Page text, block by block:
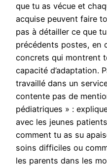
que tu as vécue et
acquise peuvent faire
pas à détailler ce que
précédents postes, en
concrets qui montrent
capacité d’adaptation.
travaillé dans un
contente pas de
pédiatriques » :
avec les jeunes
comment tu as su
soins difficiles ou
les parents dans les